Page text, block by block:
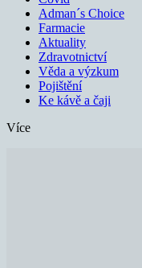
Adman´s Choice
Farmacie
Aktuality
Zdravotnictví
Věda a výzkum
Pojištění
Ke kávě a čaji
Více